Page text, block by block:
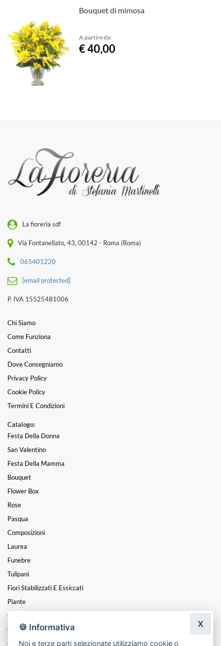
Bouquet di mimosa
A partire da:
€ 40,00
La fioreria sdf
Via Fontanellato, 43, 00142 - Roma (Roma)
065401220
[email protected]
P. IVA 15525481006
Chi Siamo
Come Funziona
Contatti
Dove Consegniamo
Privacy Policy
Cookie Policy
Termini E Condizioni
Catalogo:
Festa Della Donna
San Valentino
Festa Della Mamma
Bouquet
Flower Box
Rose
Pasqua
Composizioni
Laurea
Funebre
Tulipani
Fiori Stabilizzati E Essiccati
Piante
Cuori
Coroncine
Centrotavola
🍪 Informativa
Noi e terze parti selezionate utilizziamo cookie o
X